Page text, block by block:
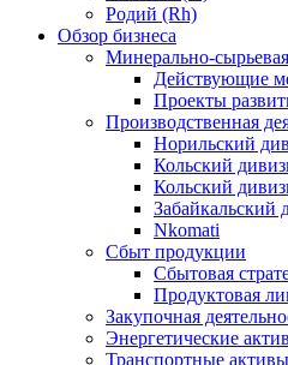
Родий (Rh)
Обзор бизнеса
Минерально-сырьевая
Действующие
Проекты
Производственная
Норильский
Кольский
Кольский
Забайкальский
Nkomati
Сбыт продукции
Сбытовая
Продуктовая
Закупочная
Энергетические
Транспортные активы